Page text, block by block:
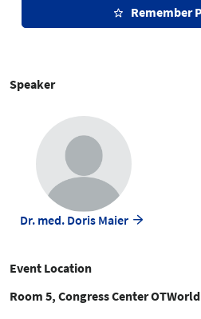
Remember
Speaker
Dr. med. Doris Maier
Event Location
Room 5, Congress Center